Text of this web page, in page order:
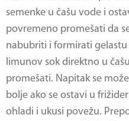
semenke u čašu vode i
povremeno promešati da
nabubriti i formirati
limunov sok direktno u
promešati. Napitak se
bolje ako se ostavi u
ohladi i ukusi povežu.